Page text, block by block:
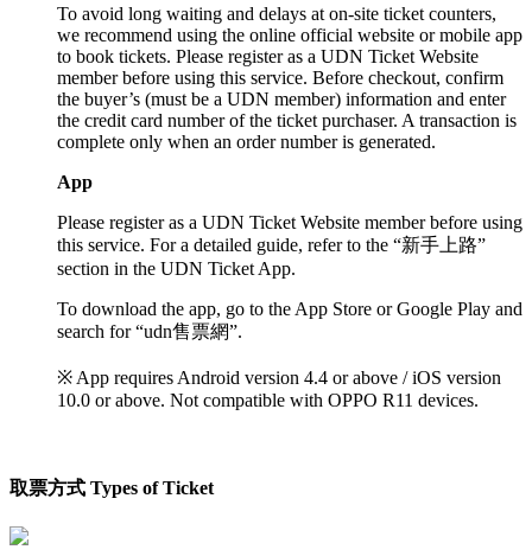
To avoid long waiting and delays at on-site ticket counters,
we recommend using the online official website or mobile app
to book tickets. Please register as a UDN Ticket Website
member before using this service. Before checkout, confirm
the buyer’s (must be a UDN member) information and enter
the credit card number of the ticket purchaser. A transaction is
complete only when an order number is generated.
App
Please register as a UDN Ticket Website member before using
this service. For a detailed guide, refer to the “新手上路”
section in the UDN Ticket App.
To download the app, go to the App Store or Google Play and
search for “udn售票網”.
※ App requires Android version 4.4 or above / iOS version
10.0 or above. Not compatible with OPPO R11 devices.
取票方式 Types of Ticket